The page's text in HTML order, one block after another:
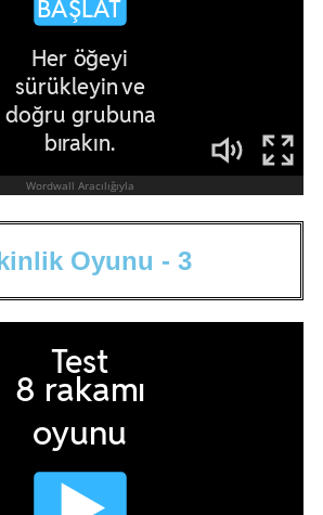
inlik Oyunu - 3